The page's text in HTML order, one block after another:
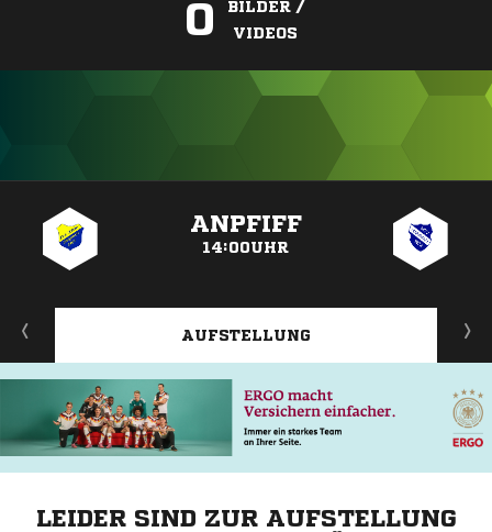
0
BILDER /
VIDEOS
ANPFIFF
14:00UHR
AUFSTELLUNG
LEIDER SIND ZUR AUFSTELLUNG